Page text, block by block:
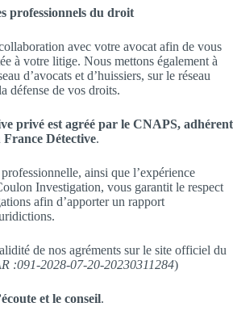
professionnels du droit
avec votre avocat afin de vous
à votre litige. Nous mettons également à
d’avocats et d’huissiers, sur le réseau
défense de vos droits.
privé est agréé par le CNAPS, adhérent
France Détective.
ainsi que l’expérience
Investigation, vous garantit le respect
afin d’apporter un rapport
de nos agréments sur le site officiel du
:091-2028-07-20-20230311284)
et le conseil.